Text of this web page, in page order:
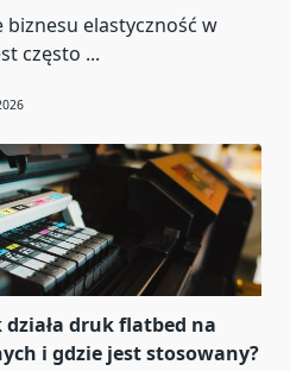
elastyczność w
często ...
działa druk flatbed na
i gdzie jest stosowany?